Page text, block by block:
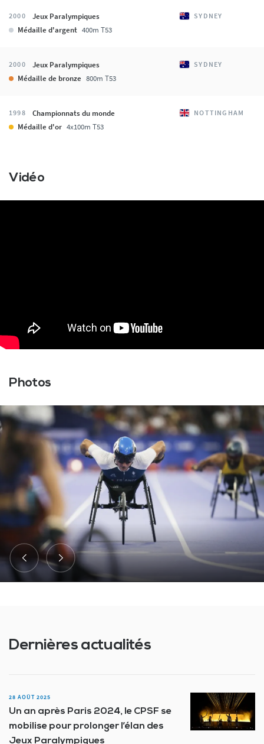
2000 Jeux Paralympiques SYDNEY
Médaille d'argent 400m T53
2000 Jeux Paralympiques SYDNEY
Médaille de bronze 800m T53
1998 Championnats du monde NOTTINGHAM
Médaille d'or 4x100m T53
Vidéo
Photos
Dernières actualités
28 AOÛT 2025
Un an après Paris 2024, le CPSF se
mobilise pour prolonger l’élan des
Jeux Paralympiques